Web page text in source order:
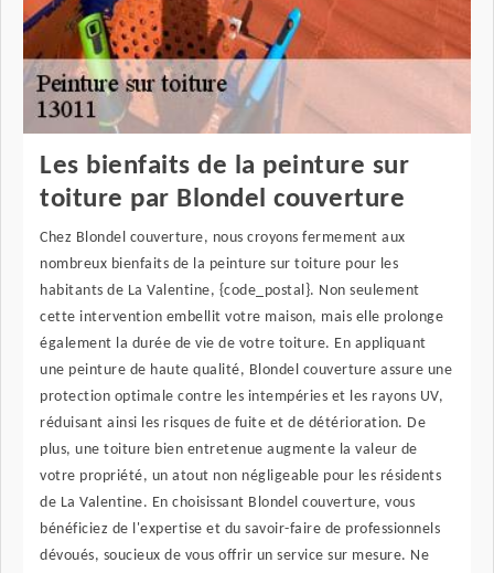
Les bienfaits de la peinture sur
toiture par Blondel couverture
Chez Blondel couverture, nous croyons fermement aux
nombreux bienfaits de la peinture sur toiture pour les
habitants de La Valentine, {code_postal}. Non seulement
cette intervention embellit votre maison, mais elle prolonge
également la durée de vie de votre toiture. En appliquant
une peinture de haute qualité, Blondel couverture assure une
protection optimale contre les intempéries et les rayons UV,
réduisant ainsi les risques de fuite et de détérioration. De
plus, une toiture bien entretenue augmente la valeur de
votre propriété, un atout non négligeable pour les résidents
de La Valentine. En choisissant Blondel couverture, vous
bénéficiez de l'expertise et du savoir-faire de professionnels
dévoués, soucieux de vous offrir un service sur mesure. Ne